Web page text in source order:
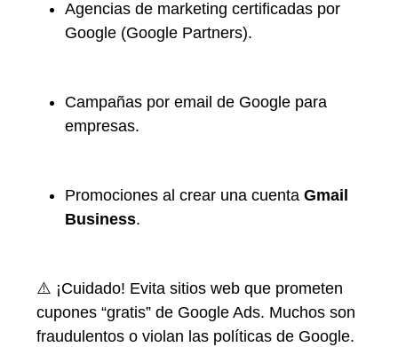
Agencias de marketing certificadas por
Google (Google Partners).
Campañas por email de Google para
empresas.
Promociones al crear una cuenta Gmail
Business.
⚠️ ¡Cuidado! Evita sitios web que prometen
cupones “gratis” de Google Ads. Muchos son
fraudulentos o violan las políticas de Google.